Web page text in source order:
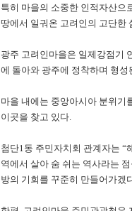
특히 마을의 소중한 인적자산으
땅에서 일궈온 고려인의 고단한
광주 고려인마을은 일제강점기
에 돌아와 광주에 정착하며 형
마을 내에는 중앙아시아 분위기
이곳을 찾고 있다.
첨단1동 주민자치회 관계자는 “
역에서 살아 숨 쉬는 역사라는
방의 기회를 꾸준히 만들어가겠